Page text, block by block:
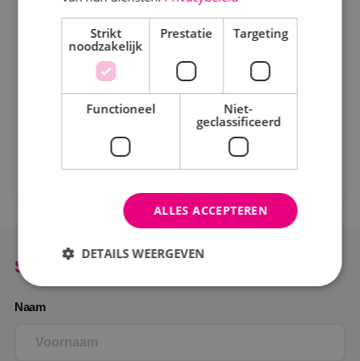
Marieke
Dekker
Wervingsspecialist
Stuur Marieke een e-mail
Solliciteer direct
Naam
Strikt
noodzakelijk
Prestatie Targeting
Functioneel
Niet-
geclassificeerd
ALLES ACCEPTEREN
DETAILS WEERGEVEN